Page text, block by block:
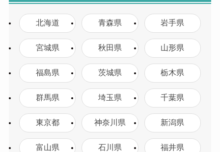
北海道 青森県 岩手県
宮城県 秋田県 山形県
福島県 茨城県 栃木県
群馬県 埼玉県 千葉県
東京都 神奈川県 新潟県
富山県 石川県 福井県